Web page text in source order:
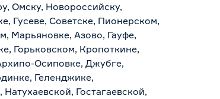
Омску, Новороссийску,
Гусеве, Советске, Пионерском,
Марьяновке, Азово, Гауфе,
Горьковском, Кропоткине,
Осиповке, Джубге,
Геленджике,
Гостагаевской,